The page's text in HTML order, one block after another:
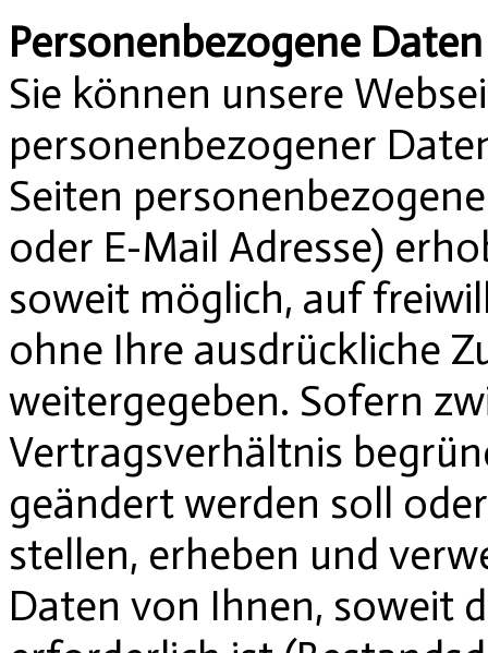
Personenbezogene Daten
Sie können unsere
personenbezogener
Seiten
oder E-Mail Adresse)
soweit möglich, auf
ohne Ihre ausdrückliche
weitergegeben. Sofern
Vertragsverhältnis
geändert werden soll
stellen, erheben und
Daten von Ihnen, soweit